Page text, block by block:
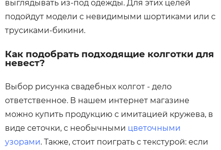
выглядывать из-под одежды. Для этих целей
подойдут модели с невидимыми шортиками или с
трусиками-бикини.
Как подобрать подходящие колготки для
невест?
Выбор рисунка свадебных колгот - дело
ответственное. В нашем интернет магазине
можно купить продукцию с имитацией кружева, в
виде сеточки, с необычными цветочными
узорами. Также, стоит поиграть с текстурой: если